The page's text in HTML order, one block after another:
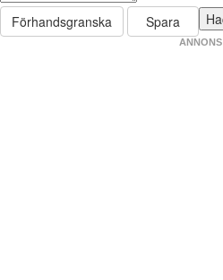
Förhandsgranska Spara
ANNONS